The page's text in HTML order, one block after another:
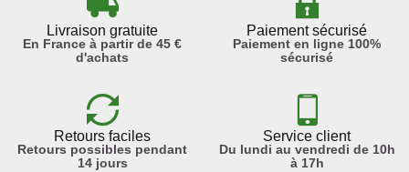
Livraison gratuite
En France à partir de 45 €
d'achats
Paiement sécurisé
Paiement en ligne 100%
sécurisé
Retours faciles
Retours possibles pendant
14 jours
Service client
Du lundi au vendredi de 10h
à 17h